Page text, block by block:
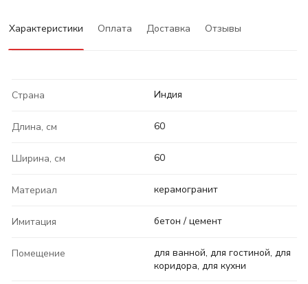
Характеристики Оплата Доставка Отзывы
Страна Индия
Длина, см 60
Ширина, см 60
Материал керамогранит
Имитация бетон / цемент
Помещение
для ванной, для гостиной, для
коридора, для кухни